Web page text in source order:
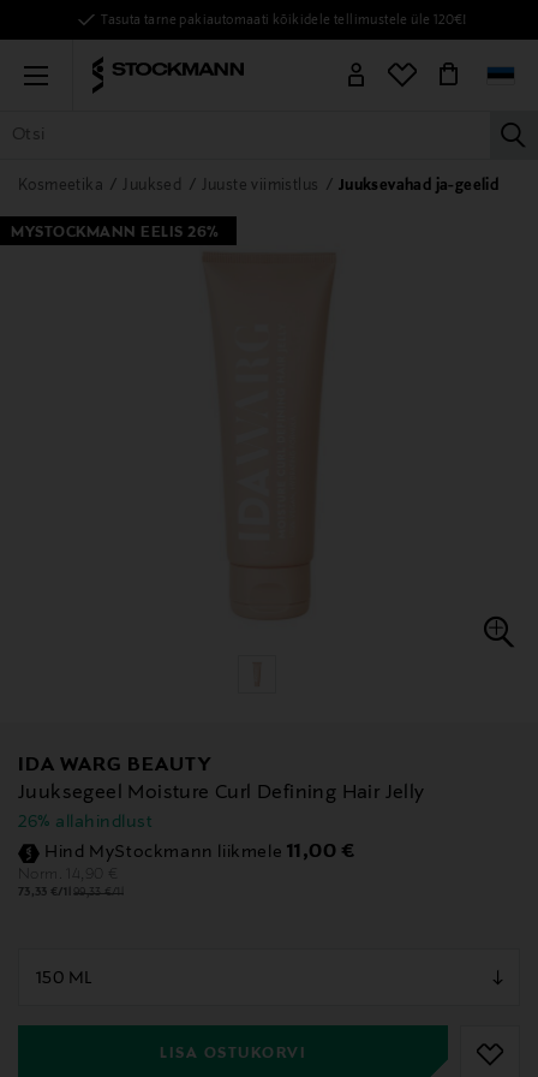
Tasuta tarne pakiautomaati kõikidele tellimustele üle 120€!
Menu
KÕIK TOOTED NAISED MEHED LAPSED KODU
Kosmeetika Juuksed Juuste viimistlus Juuksevahad ja-geelid
MYSTOCKMANN EELIS 26%
IDA WARG BEAUTY
Juuksegeel Moisture Curl Defining Hair Jelly
26% allahindlust
Hind MyStockmann liikmele Discounted Price
11,00 €
Norm. Original Price
14,90 €
73,33 €/1l99,33 €/1l
LISA OSTUKORVI
null